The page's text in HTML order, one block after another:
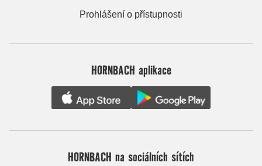
Prohlášení o přístupnosti
HORNBACH aplikace
HORNBACH na sociálních sítích